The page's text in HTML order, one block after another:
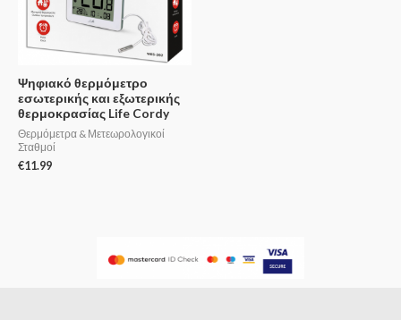
Ψηφιακό θερμόμετρο
εσωτερικής και εξωτερικής
θερμοκρασίας Life Cordy
Θερμόμετρα & Μετεωρολογικοί
Σταθμοί
€11.99